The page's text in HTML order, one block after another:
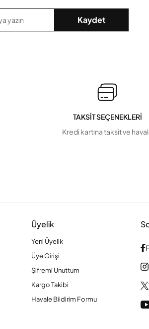
Kaydet
TAKSİT SEÇENEKLERİ
Kredi kartına taksit ve
Üyelik
Yeni Üyelik
Üye Girişi
Şifremi Unuttum
Kargo Takibi
Havale Bildirim Formu